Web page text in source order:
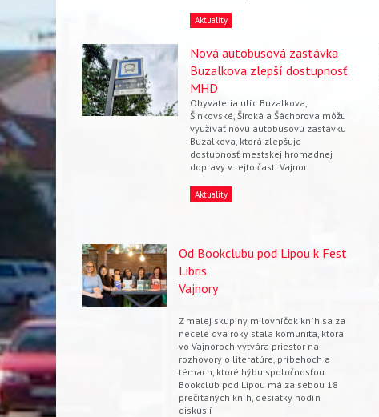
Aktuality
Nová autobusová zastávka
Buzalkova zlepší dostupnosť
MHD
Obyvatelia ulíc Buzalkova,
Šinkovské, Široká a Šáchorova môžu
využívať novú autobusovú zastávku
Buzalkova, ktorá zlepšuje
dostupnosť mestskej hromadnej
dopravy v tejto časti Vajnor.
Aktuality
Od Bookclubu pod Lipou k Fest
Libris
Vajnory
Z malej skupiny milovníčok kníh sa za
necelé dva roky stala komunita, ktorá
vo Vajnoroch vytvára priestor na
rozhovory o literatúre, príbehoch a
témach, ktoré hýbu spoločnosťou.
Bookclub pod Lipou má za sebou 18
prečítaných kníh, desiatky hodín
diskusií